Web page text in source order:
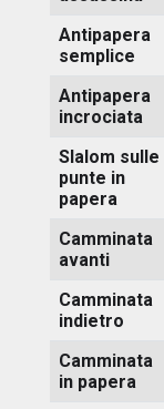
Antipapera
semplice
Antipapera
incrociata
Slalom sulle
punte in
papera
Camminata
avanti
Camminata
indietro
Camminata
in papera